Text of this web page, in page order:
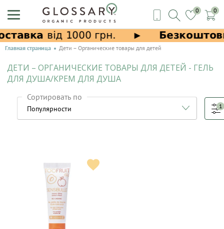
0 0
Главная страница Дети – Органические товары для детей
ДЕТИ – ОРГАНИЧЕСКИЕ ТОВАРЫ ДЛЯ ДЕТЕЙ - ГЕЛЬ
ДЛЯ ДУША/КРЕМ ДЛЯ ДУША
Сортировать по
1